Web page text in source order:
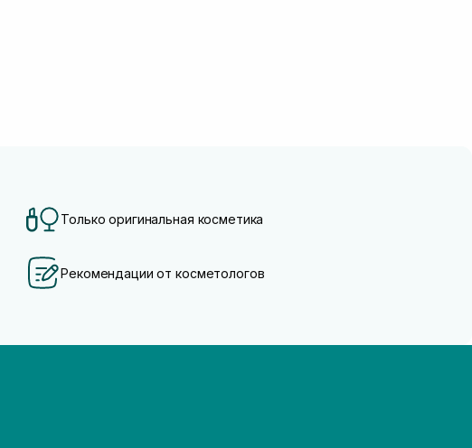
Только оригинальная косметика
Рекомендации от косметологов